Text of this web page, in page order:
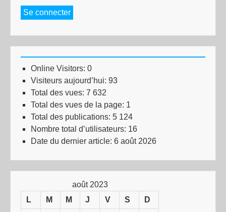
Se connecter
Online Visitors: 0
Visiteurs aujourd’hui: 93
Total des vues: 7 632
Total des vues de la page: 1
Total des publications: 5 124
Nombre total d’utilisateurs: 16
Date du dernier article: 6 août 2026
août 2023
L
M M J V S D